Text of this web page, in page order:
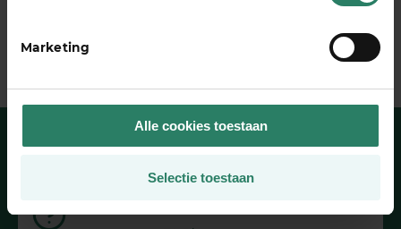
Marketing
Alle cookies toestaan
Selectie toestaan
Heb je een vraag?